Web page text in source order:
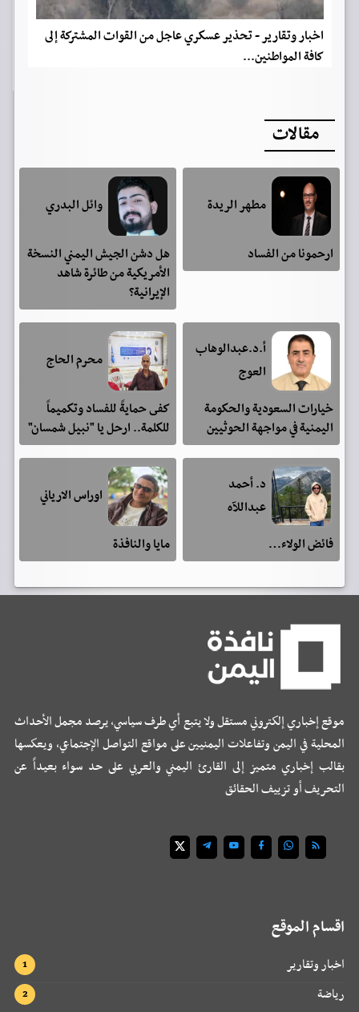
اخبار وتقارير - تحذير عسكري عاجل من القوات المشتركة إلى
كافة المواطنين...
مقالات
مطهر الريدة
ارحمونا من الفساد
وائل البدري
هل دشن الجيش اليمني النسخة
الأمريكية من طائرة شاهد
الإيرانية؟
أ.د.عبدالوهاب
العوج
خيارات السعودية والحكومة
اليمنية في مواجهة الحوثيين
محرم الحاج
كفى حمايةً للفساد وتكميماً
للكلمة.. ارحل يا "نبيل شمسان"
د. أحمد
عبداللآه
فائض الولاء…
اوراس الارياني
مايا والنافذة
موقع إخباري إلكتروني مستقل ولا يتبع أي طرف سياسي، يرصد مجمل الأحداث
المحلية في اليمن وتفاعلات اليمنيين على مواقع التواصل الإجتماعي، ويعكسها
بقالب إخباري متميز إلى القارئ اليمني والعربي على حد سواء بعيداً عن
التحريف أو تزييف الحقائق
اقسام الموقع
اخبار وتقارير
رياضة